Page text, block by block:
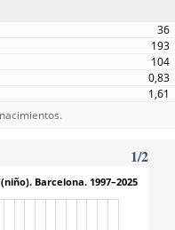
36
193
104
0,83
1,61